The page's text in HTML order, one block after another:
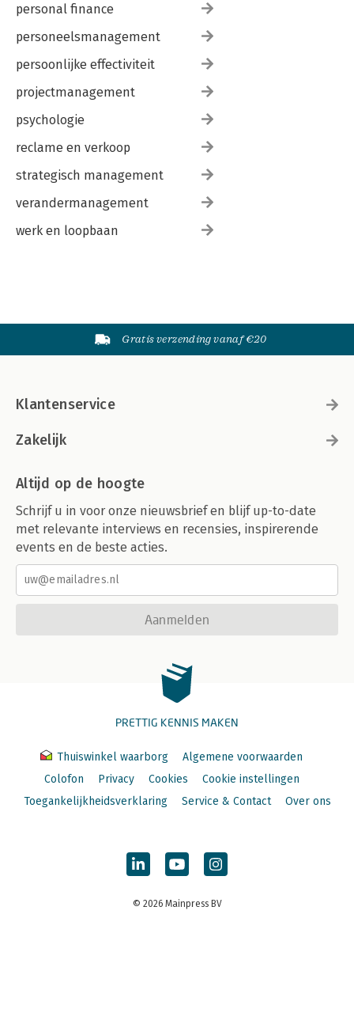
personal finance
personeelsmanagement
persoonlijke effectiviteit
projectmanagement
psychologie
reclame en verkoop
strategisch management
verandermanagement
werk en loopbaan
Gratis verzending vanaf €20
Klantenservice
Zakelijk
Altijd op de hoogte
Schrijf u in voor onze nieuwsbrief en blijf up-to-date
met relevante interviews en recensies, inspirerende
events en de beste acties.
Aanmelden
PRETTIG KENNIS MAKEN
Thuiswinkel waarborg
Algemene voorwaarden
Colofon
Privacy Cookies
Cookie instellingen
Toegankelijkheidsverklaring
Service & Contact Over ons
© 2026 Mainpress BV